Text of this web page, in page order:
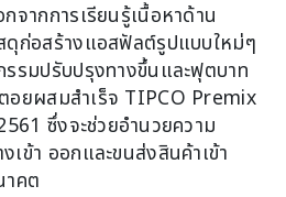
จากการเรียนรู้เนื้อหาด้าน
ดุก่อสร้างแอสฟัลต์รูปแบบใหม่ๆ
รมปรับปรุงทางขึ้นและฟุตบาท
อยผสมสำเร็จ TIPCO Premix
ซึ่งจะช่วยอำนวยความ
เข้า ออกและขนส่งสินค้าเข้า
าคต